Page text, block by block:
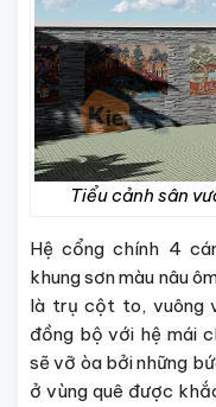
Tiểu cảnh sân
Hệ cổng chính 4
khung sơn màu nâu
là trụ cột to, vuông
đồng bộ với hệ mái
sẽ vỡ òa bởi những
ở vùng quê được